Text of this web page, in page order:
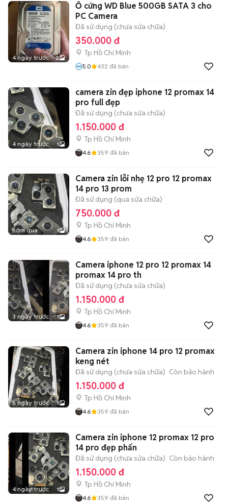
4 ngày trước 2
Ổ cứng WD Blue 500GB SATA 3 cho
PC Camera
Đã sử dụng (chưa sửa chữa)
350.000 đ
Tp Hồ Chí Minh
5.0 432 đã bán
4 ngày trước 1
camera zin đẹp iphone 12 promax 14
pro full đẹp
Đã sử dụng (chưa sửa chữa)
1.150.000 đ
Tp Hồ Chí Minh
4.6 359 đã bán
hôm qua 1
Camera zin lỗi nhẹ 12 pro 12 promax
14 pro 13 prom
Đã sử dụng (qua sửa chữa)
750.000 đ
Tp Hồ Chí Minh
4.6 359 đã bán
3 ngày trước 1
Camera iphone 12 pro 12 promax 14
promax 14 pro th
Đã sử dụng (chưa sửa chữa)
1.150.000 đ
Tp Hồ Chí Minh
4.6 359 đã bán
5 ngày trước 1
Camera zin iphone 14 pro 12 promax
keng nét
Đã sử dụng (chưa sửa chữa) Còn bảo hành
1.150.000 đ
Tp Hồ Chí Minh
4.6 359 đã bán
4 ngày trước 1
Camera zin iphone 12 promax 12 pro
14 pro đẹp phấn
Đã sử dụng (chưa sửa chữa) Còn bảo hành
1.150.000 đ
Tp Hồ Chí Minh
4.6 359 đã bán